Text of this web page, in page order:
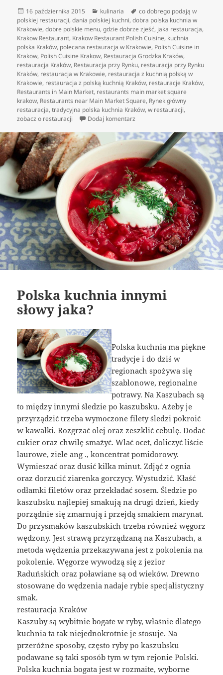
Data
publikacji
16 października 2015 Kategorie
kulinaria Tagi
co dobrego podają w
polskiej restauracji,dania polskiej kuchni,dobra polska kuchnia w
Krakowie,dobre polskie menu,gdzie dobrze zjeść, jaka restauracja,
Krakow Restaurant, Krakow Restaurant Polish Cuisine, kuchnia
polska Kraków, polecana restauracja w Krakowie, Polish Cuisine in
Krakow, Polish Cuisine Krakow, Restauracja Grodzka Kraków,
restauracja Kraków, Restauracja przy Rynku, restauracja przy Rynku
Kraków, restauracja w Krakowie, restauracja z kuchnią polską w
Krakowie, restauracja z polską kuchnią Kraków, restauracje Kraków,
Restaurants in Main Market, restaurants main market square
krakow, Restaurants near Main Market Square, Rynek główny
restauracja,tradycyjna polska kuchnia Kraków,w restauracji,
zobacz o restauracji
Dodaj komentarz
Polska kuchnia innymi
słowy jaka?
Polska kuchnia ma piękne
tradycje i do dziś w
regionach spożywa się
szablonowe, regionalne
potrawy. Na Kaszubach są
to między innymi śledzie po kaszubsku. Ażeby je
przyrządzić trzeba wymoczone filety śledzi pokroić
w kawałki. Rozgrzać olej oraz zeszklić cebulę. Dodać
cukier oraz chwilę smażyć. Wlać ocet, doliczyć liście
laurowe, ziele ang ., koncentrat pomidorowy.
Wymieszać oraz dusić kilka minut. Zdjąć z ognia
oraz dorzucić ziarenka gorczycy. Wystudzić. Kłaść
odłamki filetów oraz przekładać sosem. Śledzie po
kaszubsku najlepiej smakują na drugi dzień, kiedy
porządnie się zmarnują i przejdą smakiem marynat.
Do przysmaków kaszubskich trzeba również węgorz
wędzony. Jest strawą przyrządzaną na Kaszubach, a
metoda wędzenia przekazywana jest z pokolenia na
pokolenie. Węgorze wywodzą się z jezior
Raduńskich oraz poławiane są od wieków. Drewno
stosowane do wędzenia nadaje rybie specjalistyczny
smak.
restauracja Kraków
Kaszuby są wybitnie bogate w ryby, właśnie dlatego
kuchnia ta tak niejednokrotnie je stosuje. Na
przeróżne sposoby, często ryby po kaszubsku
podawane są taki sposób tym w tym rejonie Polski.
Polska kuchnia bogata jest w rozmaite, wyborne